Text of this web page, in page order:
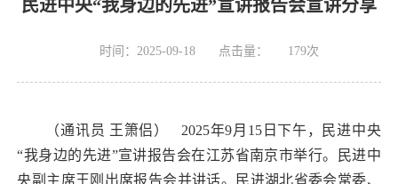
民进中央“我身边的先进”宣讲报告会宣讲分享
时间：2025-09-18 点击量： 179次
（通讯员 王箫侣） 2025年9月15日下午，民进中央
“我身边的先进”宣讲报告会在江苏省南京市举行。民进中
央副主席王刚出席报告会并讲话。
民进湖北省委会常委、